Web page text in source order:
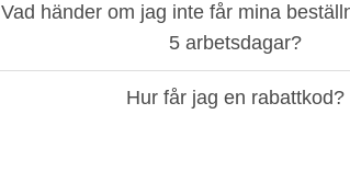
Vad händer om jag inte får mina
5 arbetsdagar?
Hur får jag en rabattkod?